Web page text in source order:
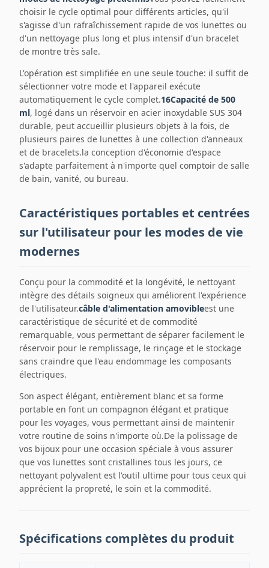
choisir le cycle optimal pour différents articles, qu'il
s'agisse d'un rafraîchissement rapide de vos lunettes ou
d'un nettoyage plus long et plus intensif d'un bracelet
de montre très sale.
L'opération est simplifiée en une seule touche: il suffit de
sélectionner votre mode et l'appareil exécute
automatiquement le cycle complet.16Capacité de 500
ml, logé dans un réservoir en acier inoxydable SUS 304
durable, peut accueillir plusieurs objets à la fois, de
plusieurs paires de lunettes à une collection d'anneaux
et de bracelets.la conception d'économie d'espace
s'adapte parfaitement à n'importe quel comptoir de salle
de bain, vanité, ou bureau.
Caractéristiques portables et centrées
sur l'utilisateur pour les modes de vie
modernes
Conçu pour la commodité et la longévité, le nettoyant
intègre des détails soigneux qui améliorent l'expérience
de l'utilisateur.câble d'alimentation amovibleest une
caractéristique de sécurité et de commodité
remarquable, vous permettant de séparer facilement le
réservoir pour le remplissage, le rinçage et le stockage
sans craindre que l'eau endommage les composants
électriques.
Son aspect élégant, entièrement blanc et sa forme
portable en font un compagnon élégant et pratique
pour les voyages, vous permettant ainsi de maintenir
votre routine de soins n'importe où.De la polissage de
vos bijoux pour une occasion spéciale à vous assurer
que vos lunettes sont cristallines tous les jours, ce
nettoyant polyvalent est l'outil ultime pour tous ceux qui
apprécient la propreté, le soin et la commodité.
Spécifications complètes du produit